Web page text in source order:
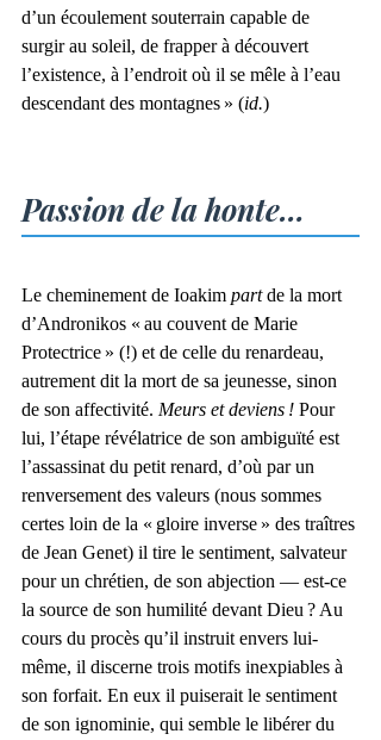
d’un écoulement souterrain capable de
surgir au soleil, de frapper à découvert
l’existence, à l’endroit où il se mêle à l’eau
descendant des montagnes » (id.)
Passion de la honte…
Le cheminement de Ioakim part de la mort
d’Andronikos « au couvent de Marie
Protectrice » (!) et de celle du renardeau,
autrement dit la mort de sa jeunesse, sinon
de son affectivité. Meurs et deviens ! Pour
lui, l’étape révélatrice de son ambiguïté est
l’assassinat du petit renard, d’où par un
renversement des valeurs (nous sommes
certes loin de la « gloire inverse » des traîtres
de Jean Genet) il tire le sentiment, salvateur
pour un chrétien, de son abjection — est-ce
la source de son humilité devant Dieu ? Au
cours du procès qu’il instruit envers lui-
même, il discerne trois motifs inexpiables à
son forfait. En eux il puiserait le sentiment
de son ignominie, qui semble le libérer du